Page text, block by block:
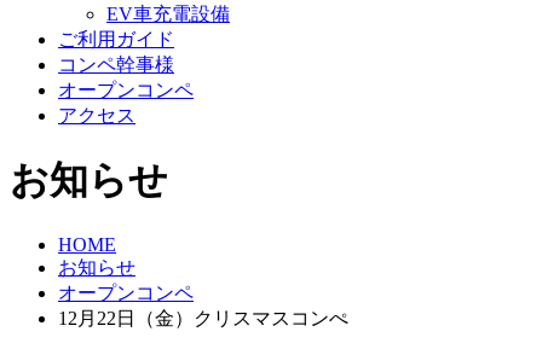
EV車充電設備
ご利用ガイド
コンペ幹事様
オープンコンペ
アクセス
お知らせ
HOME
お知らせ
オープンコンペ
12月22日（金）クリスマスコンぺ